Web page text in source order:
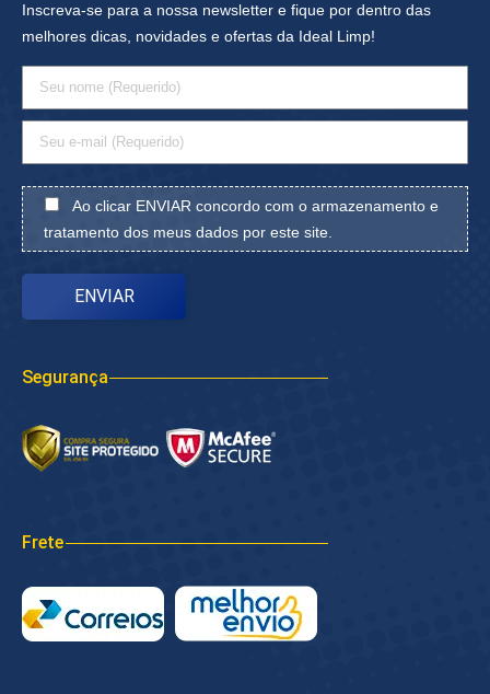
Inscreva-se para a nossa newsletter e fique por dentro das
melhores dicas, novidades e ofertas da Ideal Limp!
Ao clicar ENVIAR concordo com o armazenamento e
tratamento dos meus dados por este site.
Segurança
Frete